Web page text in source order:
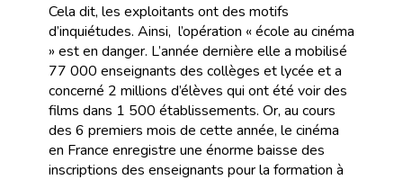
Cela dit, les exploitants ont des motifs
d’inquiétudes. Ainsi, l’opération « école au cinéma
» est en danger. L’année dernière elle a mobilisé
77 000 enseignants des collèges et lycée et a
concerné 2 millions d’élèves qui ont été voir des
films dans 1 500 établissements. Or, au cours
des 6 premiers mois de cette année, le cinéma
en France enregistre une énorme baisse des
inscriptions des enseignants pour la formation à